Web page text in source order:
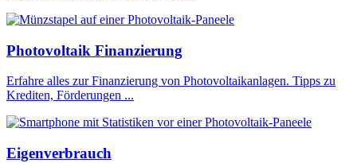
Photovoltaik Finanzierung
Erfahre alles zur Finanzierung von Photovoltaikanlagen. Tipps zu
Krediten, Förderungen ...
Eigenverbrauch